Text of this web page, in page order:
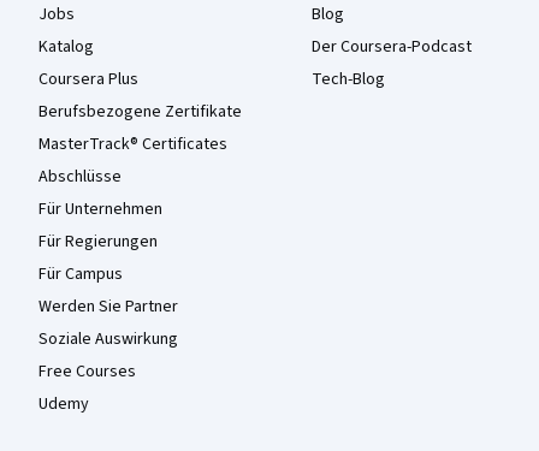
Jobs
Katalog
Coursera Plus
Berufsbezogene Zertifikate
MasterTrack® Certificates
Abschlüsse
Für Unternehmen
Für Regierungen
Für Campus
Werden Sie Partner
Soziale Auswirkung
Free Courses
Udemy
Blog
Der Coursera-Podcast
Tech-Blog